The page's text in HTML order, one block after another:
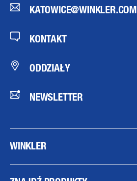
KATOWICE@WINKLER.COM
KONTAKT
ODDZIAŁY
NEWSLETTER
WINKLER